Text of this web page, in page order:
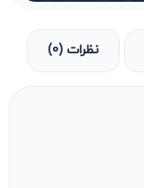
نظرات (0)